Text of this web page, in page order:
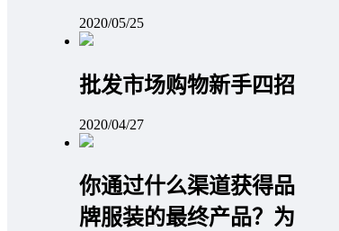
2020/05/25
批发市场购物新手四招
2020/04/27
你通过什么渠道获得品
牌服装的最终产品？为